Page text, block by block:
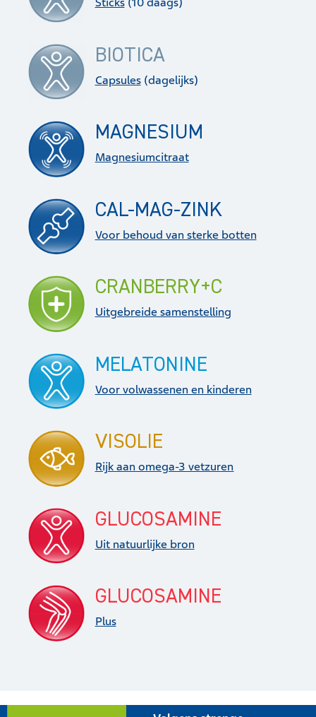
BIOTICA
Capsules(dagelijks)
MAGNESIUM
Magnesiumcitraat
CAL-MAG-ZINK
Voor behoud van sterke botten
CRANBERRY+C
Uitgebreide samenstelling
MELATONINE
Voor volwassenen en kinderen
VISOLIE
Rijk aan omega-3 vetzuren
GLUCOSAMINE
Uit natuurlijke bron
GLUCOSAMINE
Plus